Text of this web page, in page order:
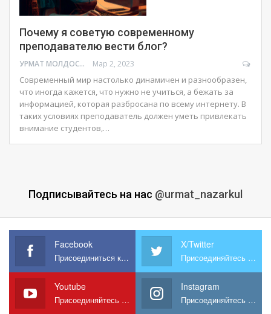
Почему я советую современному
преподавателю вести блог?
УРМАТ МОЛДОСАНОВ Мар 2, 2023
Современный мир настолько динамичен и разнообразен,
что иногда кажется, что нужно не учиться, а бежать за
информацией, которая разбросана по всему интернету. В
таких условиях преподаватель должен уметь привлекать
внимание студентов,…
Подписывайтесь на нас @urmat_nazarkul
Facebook
Присоединиться к нам на Facebook
X/Twitter
Присоединяйтесь к нам в X
Youtube
Присоединяйтесь к нам на YouTube
Instagram
Присоединяйтесь к нам в Instagram